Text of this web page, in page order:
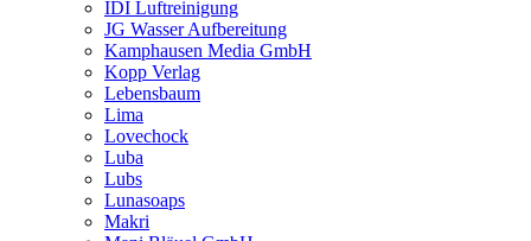
IDI Luftreinigung
JG Wasser Aufbereitung
Kamphausen Media GmbH
Kopp Verlag
Lebensbaum
Lima
Lovechock
Luba
Lubs
Lunasoaps
Makri